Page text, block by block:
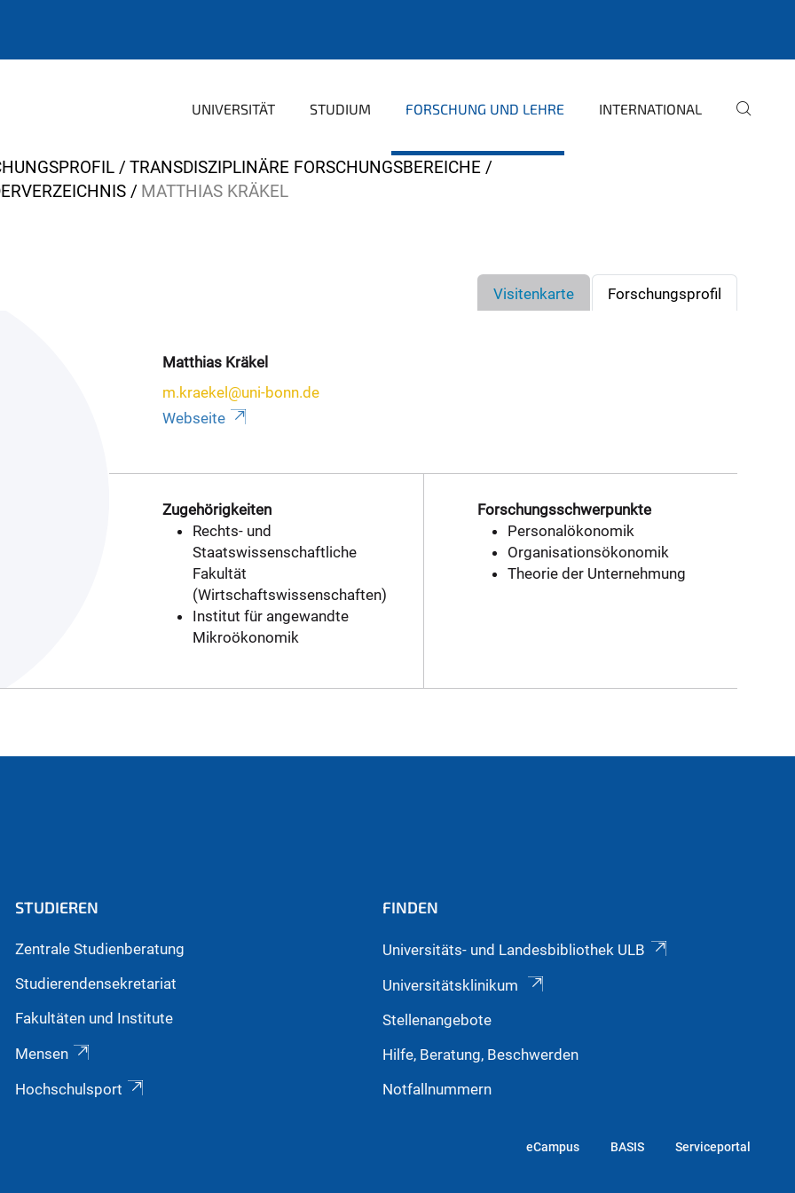
UNIVERSITÄT STUDIUM FORSCHUNG UND LEHRE INTERNATIONAL
TRANSDISZIPLINÄRE FORSCHUNGSBEREICHE
MATTHIAS KRÄKEL
Forschungsprofil
Visitenkarte
Matthias Kräkel
m.kraekel@uni-bonn.de
Webseite
Zugehörigkeiten
Rechts- und
Staatswissenschaftliche
Fakultät
(Wirtschaftswissenschaften)
Institut für angewandte
Mikroökonomik
Forschungsschwerpunkte
Personalökonomik
Organisationsökonomik
Theorie der Unternehmung
STUDIEREN
Zentrale Studienberatung
Studierendensekretariat
Fakultäten und Institute
Mensen
Hochschulsport
FINDEN
Universitäts- und Landesbibliothek ULB
Universitätsklinikum
Stellenangebote
Hilfe, Beratung, Beschwerden
Notfallnummern
eCampus BASIS Serviceportal